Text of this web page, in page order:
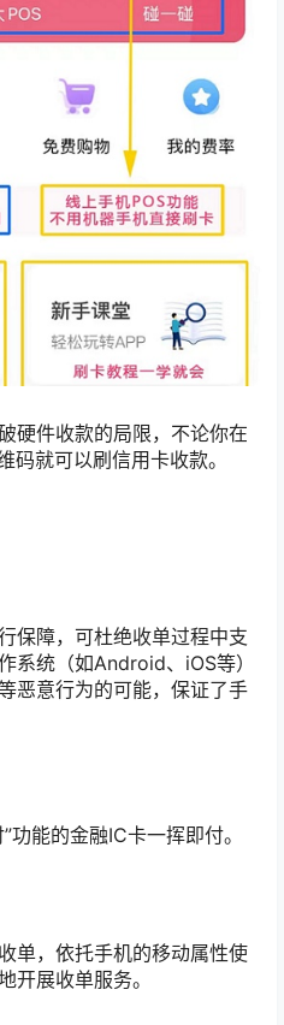
硬件收款的局限，不论你在
码就可以刷信用卡收款。
保障，可杜绝收单过程中支
系统（如Android、iOS等）
恶意行为的可能，保证了手
能的金融IC卡一挥即付。
单，依托手机的移动属性使
开展收单服务。